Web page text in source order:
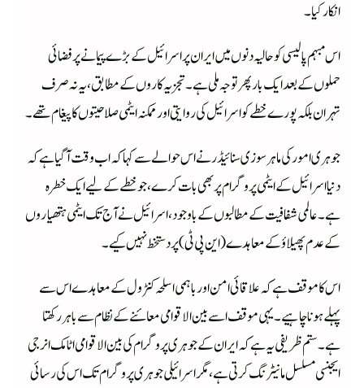
انکار کیا۔
اس مبہم پالیسی کو حالیہ دنوں میں ایران پر اسرائیل کے بڑے پیمانے پر فضائی
حملوں کے بعد ایک بار پھر توجہ ملی ہے۔ تجزیہ کاروں کے مطابق، یہ نہ صرف
تہران بلکہ پورے خطے کو اسرائیل کی روایتی اور ممکنہ ایٹمی صلاحیتوں کا پیغام تھے۔
جوہری امور کی ماہر سوزی سنائیڈر نے اس حوالے سے کہا کہ اب وقت آ گیا ہے کہ
دنیا اسرائیل کے ایٹمی پروگرام پر بھی بات کرے، جو خطے کے لیے ایک خطرہ
ہے۔عالمی شفافیت کے مطالبوں کے باوجود، اسرائیل نے آج تک ایٹمی ہتھیاروں
کے عدم پھیلاؤ کے معاہدے (این پی ٹی) پر دستخط نہیں کیے۔
اس کا موقف ہے کہ علاقائی امن اور باہمی اسلحہ کنٹرول کے معاہدے اس سے
پہلے ہونا چاہیے۔ یہی موقف اسے بین الاقوامی معائنے کے نظام سے باہر رکھتا
ہے۔ستم ظریفی یہ ہے کہ ایران کے جوہری پروگرام کی بین الاقوامی اٹامک انرجی
ایجنسی مسلسل مانیٹرنگ کرتی ہے، مگر اسرائیلی جوہری پروگرام تک اس کی رسائی